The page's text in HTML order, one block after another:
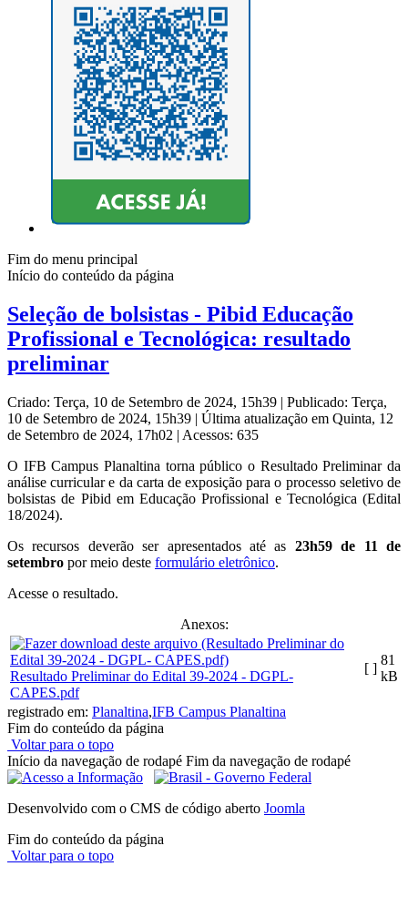
Fim do menu principal
Início do conteúdo da página
Seleção de bolsistas - Pibid Educação
Profissional e Tecnológica: resultado
preliminar
Criado: Terça, 10 de Setembro de 2024, 15h39 | Publicado: Terça,
10 de Setembro de 2024, 15h39 | Última atualização em Quinta, 12
de Setembro de 2024, 17h02 | Acessos: 635
O IFB Campus Planaltina torna público o Resultado Preliminar da
análise curricular e da carta de exposição para o processo seletivo de
bolsistas de Pibid em Educação Profissional e Tecnológica (Edital
18/2024).
Os recursos deverão ser apresentados até as 23h59 de 11 de
setembro por meio deste formulário eletrônico.
Acesse o resultado.
Anexos:
Resultado Preliminar do Edital 39-2024 - DGPL-
CAPES.pdf
[ ]
81
kB
registrado em: Planaltina,IFB Campus Planaltina
Fim do conteúdo da página
Voltar para o topo
Início da navegação de rodapé Fim da navegação de rodapé
Desenvolvido com o CMS de código aberto Joomla
Fim do conteúdo da página
Voltar para o topo